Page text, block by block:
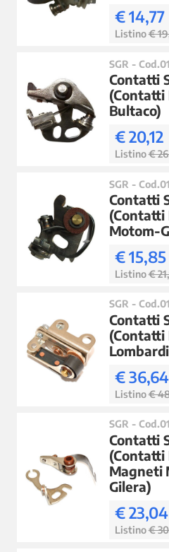
€ 14,77
Listino€
SGR -
Contatti
(Contatti
Bultaco)
€ 20,12
Listino€
SGR -
Contatti
(Contatti
Motom-
€ 15,85
Listino€
SGR -
Contatti
(Contatti
€ 36,64
Listino€
SGR -
Contatti
Magneti
Gilera)
€ 23,04
Listino€